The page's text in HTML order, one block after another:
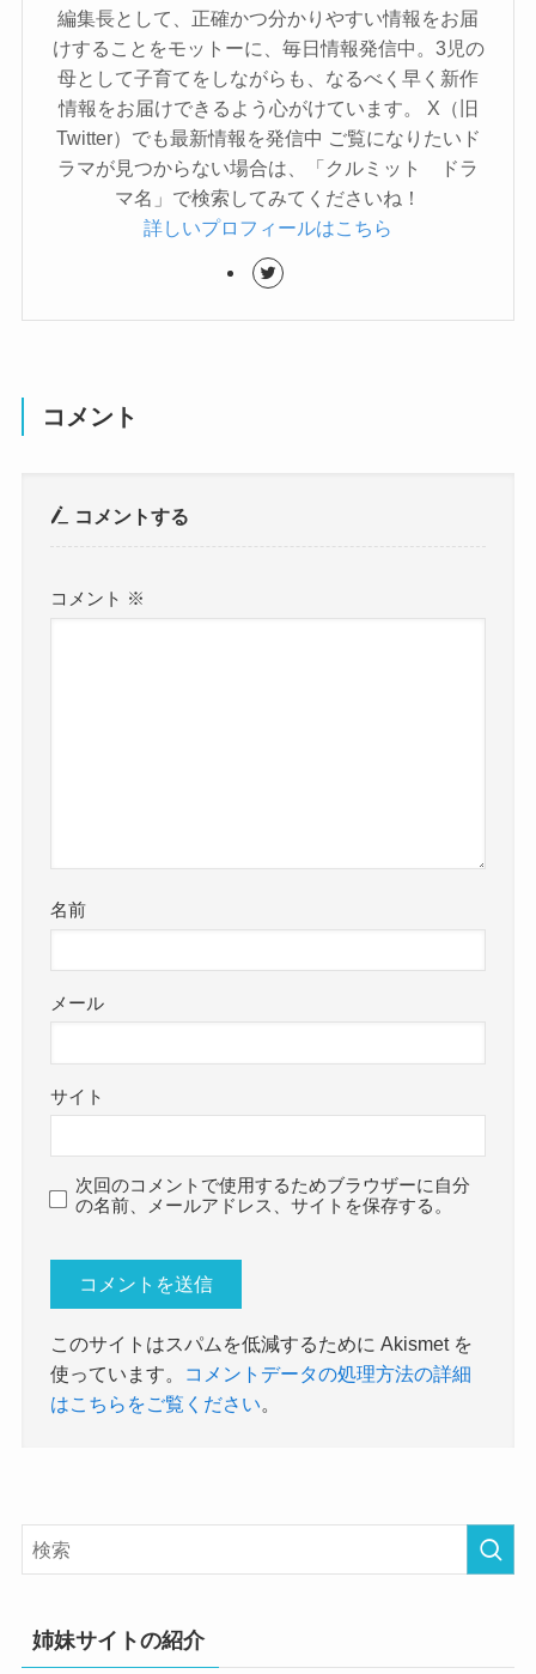
編集長として、正確かつ分かりやすい情報をお届
けすることをモットーに、毎日情報発信中。3児の
母として子育てをしながらも、なるべく早く新作
情報をお届けできるよう心がけています。 X（旧
Twitter）でも最新情報を発信中 ご覧になりたいド
ラマが見つからない場合は、「クルミット ドラ
マ名」で検索してみてくださいね！
詳しいプロフィールはこちら
コメント
コメントする
コメント ※
名前
メール
サイト
次回のコメントで使用するためブラウザーに自分
の名前、メールアドレス、サイトを保存する。
このサイトはスパムを低減するために Akismet を
使っています。
コメントデータの処理方法の詳細
はこちらをご覧ください
姉妹サイトの紹介